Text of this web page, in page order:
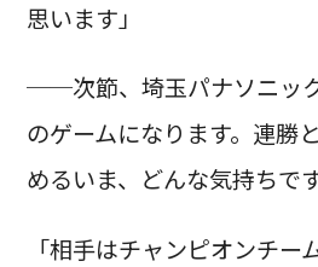
思います」
──次節、埼玉パナソニッ
のゲームになります。連勝
めるいま、どんな気持ちで
「相手はチャンピオンチー